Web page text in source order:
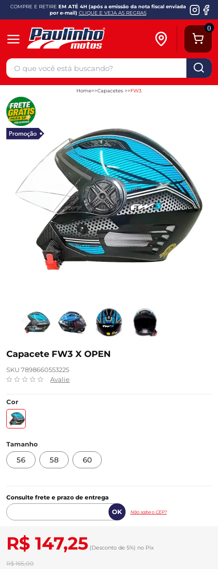
COMPRE E RETIRE EM ATÉ 4H (após a emissão da nota fiscal enviada
por e-mail) CLIQUE E VEJA AS REGRAS
0
Home Capacetes FW3
Capacete FW3 X OPEN
SKU 7898660553225
Avalie
Cor
Tamanho
56 58 60
Consulte frete e prazo de entrega
Não sabe o CEP?
R$ 147,25 (Desconto de 5%) no Pix
R$ 165,00